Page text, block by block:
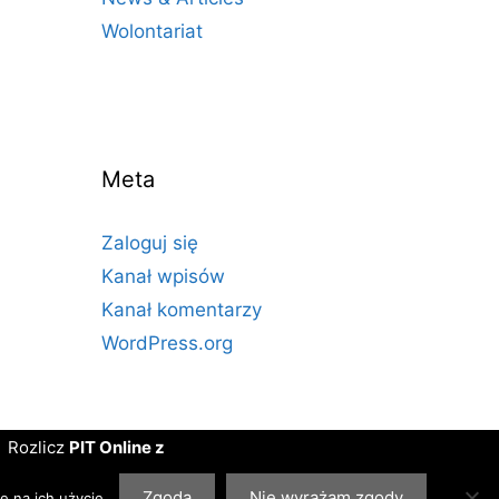
Wolontariat
Meta
Zaloguj się
Kanał wpisów
Kanał komentarzy
WordPress.org
Rozlicz PIT Online z
PITax.pl dla OPP. Projekt